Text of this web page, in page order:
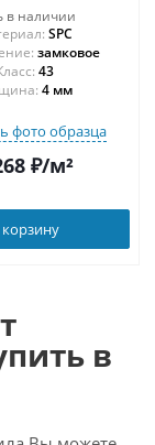
в наличии
SPC
замковое
43
4 мм
фото образца
₽/м²
в